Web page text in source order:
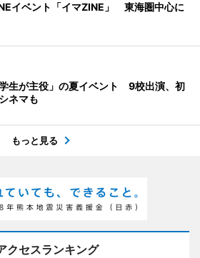
イベント「イマZINE」 東海圏中心に
生が主役」の夏イベント 9校出演、初
ネマも
もっと見る
クセスランキング